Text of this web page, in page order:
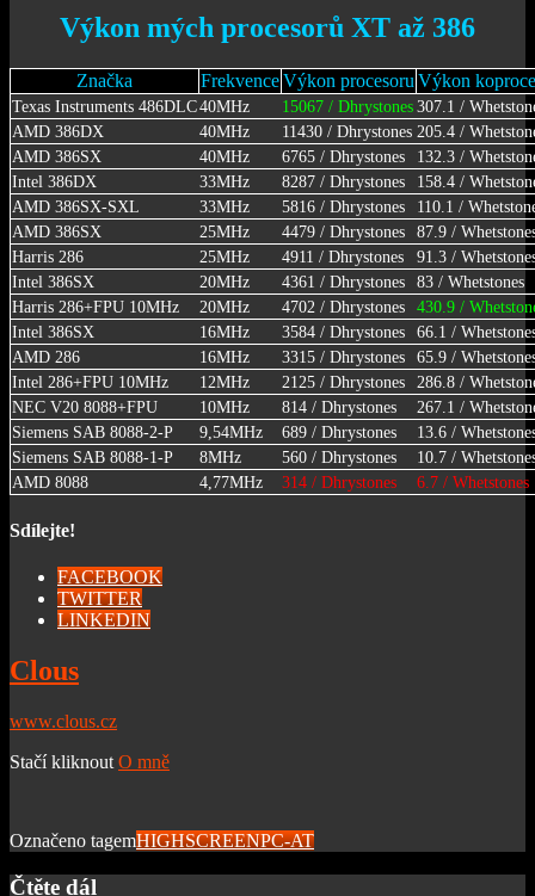
Výkon mých procesorů XT až 386
Značka FrekvenceVýkon procesoru Výkon
Texas Instruments 486DLC40MHz 15067 / Dhrystones 307.1 /
AMD 386DX
40MHz 11430 / Dhrystones 205.4 /
AMD 386SX
40MHz 6765 / Dhrystones
132.3 /
Intel 386DX
33MHz 8287 / Dhrystones
158.4 /
AMD 386SX-SXL
33MHz 5816 / Dhrystones
110.1 /
AMD 386SX
25MHz 4479 / Dhrystones
87.9 /
Harris 286
25MHz 4911 / Dhrystones
91.3 /
Intel 386SX
20MHz 4361 / Dhrystones
83 / Whetstones
Harris 286+FPU 10MHz
20MHz 4702 / Dhrystones
430.9 /
Intel 386SX
16MHz 3584 / Dhrystones
66.1 /
AMD 286
16MHz 3315 / Dhrystones
65.9 /
Intel 286+FPU 10MHz
12MHz 2125 / Dhrystones
286.8 /
NEC V20 8088+FPU
10MHz 814 / Dhrystones
267.1 /
Siemens SAB 8088-2-P
9,54MHz 689 / Dhrystones
13.6 /
Siemens SAB 8088-1-P
8MHz 560 / Dhrystones
10.7 /
AMD 8088
4,77MHz 314 / Dhrystones 6.7 / Whetstones
Sdílejte!
FACEBOOK
TWITTER
LINKEDIN
Clous
www.clous.cz
Stačí kliknout O mně
Označeno tagemHIGHSCREENPC-AT
Čtěte dál